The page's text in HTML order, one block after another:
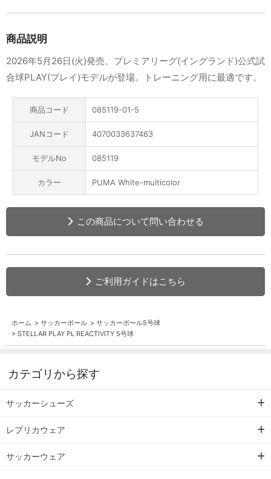
商品説明
2026年5月26日(火)発売。プレミアリーグ(イングランド)公式試
合球PLAY(プレイ)モデルが登場。トレーニング用に最適です。
商品コード 085119-01-5
JANコード 4070033637463
モデルNo 085119
カラー PUMA White-multicolor
この商品について問い合わせる
ご利用ガイドはこちら
ホーム > サッカーボール > サッカーボール5号球
> STELLAR PLAY PL REACTIVITY 5号球
カテゴリから探す
サッカーシューズ
レプリカウェア
サッカーウェア